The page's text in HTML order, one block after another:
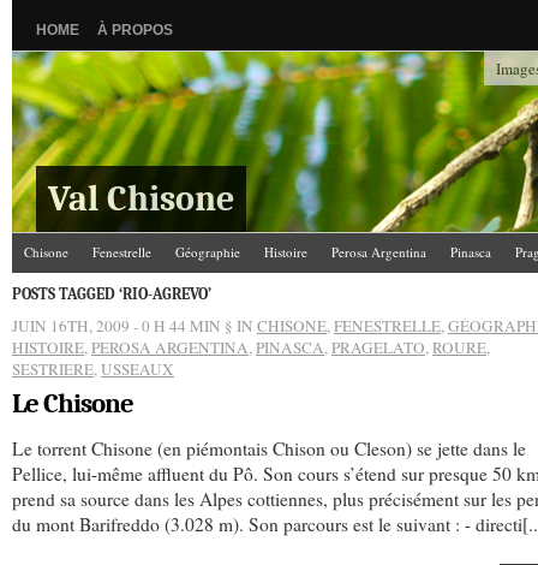
HOME À PROPOS
Val Chisone
Chisone Fenestrelle Géographie Histoire Perosa Argentina Pinasca
POSTS TAGGED ‘RIO-AGREVO’
JUIN 16TH, 2009 - 0 H 44 MIN § IN CHISONE,FENESTRELLE,
HISTOIRE,PEROSA ARGENTINA,PINASCA,PRAGELATO,ROURE,
SESTRIERE,USSEAUX
Le Chisone
Le torrent Chisone (en piémontais Chison ou Cleson) se jette dans le
Pellice, lui-même affluent du Pô. Son cours s’étend sur presque 50
prend sa source dans les Alpes cottiennes, plus précisément sur les
du mont Barifreddo (3.028 m). Son parcours est le suivant : -